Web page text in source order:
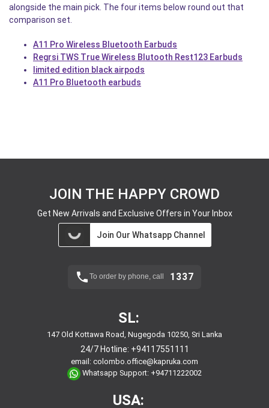
alongside the main pick. The four items below round out that
comparison set.
A11 Pro Wireless Bluetooth Earbuds
Regrsi TWS True Wireless Blutooth Rest123 Earbuds
limited edition black airpods
A11 Pro Bluetooth earbuds
JOIN THE HAPPY CROWD
Get New Arrivals and Exclusive Offers in Your Inbox
Join Our Whatsapp Channel
To order by phone, call 1337
SL:
147 Old Kottawa Road, Nugegoda 10250, Sri Lanka
24/7 Hotline: +94117551111
email: colombo.office@kapruka.com
Whatsapp Support: +94711222002
USA: